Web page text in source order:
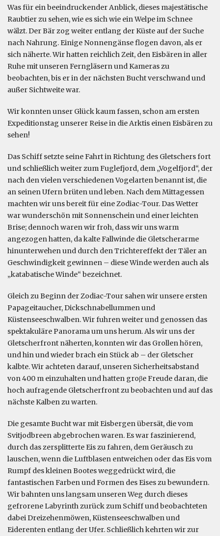
Was für ein beeindruckender Anblick, dieses majestätische
Raubtier zu sehen, wie es sich wie ein Welpe im Schnee
wälzt. Der Bär zog weiter entlang der Küste auf der Suche
nach Nahrung. Einige Nonnengänse flogen davon, als er
sich näherte. Wir hatten reichlich Zeit, den Eisbären in aller
Ruhe mit unseren Ferngläsern und Kameras zu
beobachten, bis er in der nächsten Bucht verschwand und
außer Sichtweite war.
Wir konnten unser Glück kaum fassen, schon am ersten
Expeditionstag unserer Reise in die Arktis einen Eisbären zu
sehen!
Das Schiff setzte seine Fahrt in Richtung des Gletschers fort
und schließlich weiter zum Fuglefjord, dem „Vogelfjord“, der
nach den vielen verschiedenen Vogelarten benannt ist, die
an seinen Ufern brüten und leben. Nach dem Mittagessen
machten wir uns bereit für eine Zodiac-Tour. Das Wetter
war wunderschön mit Sonnenschein und einer leichten
Brise; dennoch waren wir froh, dass wir uns warm
angezogen hatten, da kalte Fallwinde die Gletscherarme
hinunterwehen und durch den Trichtereffekt der Täler an
Geschwindigkeit gewinnen – diese Winde werden auch als
„katabatische Winde“ bezeichnet.
Gleich zu Beginn der Zodiac-Tour sahen wir unsere ersten
Papageitaucher, Dickschnabellummen und
Küstenseeschwalben. Wir fuhren weiter und genossen das
spektakuläre Panorama um uns herum. Als wir uns der
Gletscherfront näherten, konnten wir das Grollen hören,
und hin und wieder brach ein Stück ab – der Gletscher
kalbte. Wir achteten darauf, unseren Sicherheitsabstand
von 400 m einzuhalten und hatten groβe Freude daran, die
hoch aufragende Gletscherfront zu beobachten und auf das
nächste Kalben zu warten.
Die gesamte Bucht war mit Eisbergen übersät, die vom
Svitjodbreen abgebrochen waren. Es war faszinierend,
durch das zersplitterte Eis zu fahren, dem Geräusch zu
lauschen, wenn die Luftblasen entweichen oder das Eis vom
Rumpf des kleinen Bootes weggedrückt wird, die
fantastischen Farben und Formen des Eises zu bewundern.
Wir bahnten uns langsam unseren Weg durch dieses
gefrorene Labyrinth zurück zum Schiff und beobachteten
dabei Dreizehenmöwen, Küstenseeschwalben und
Eiderenten entlang der Ufer. Schließlich kehrten wir zur